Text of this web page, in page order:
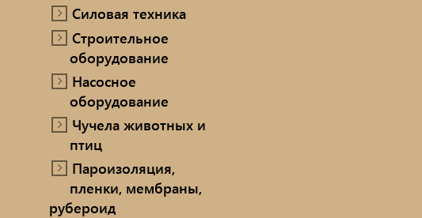
Силовая техника
Строительное
оборудование
Насосное
оборудование
Чучела животных и
птиц
Пароизоляция,
пленки, мембраны,
рубероид